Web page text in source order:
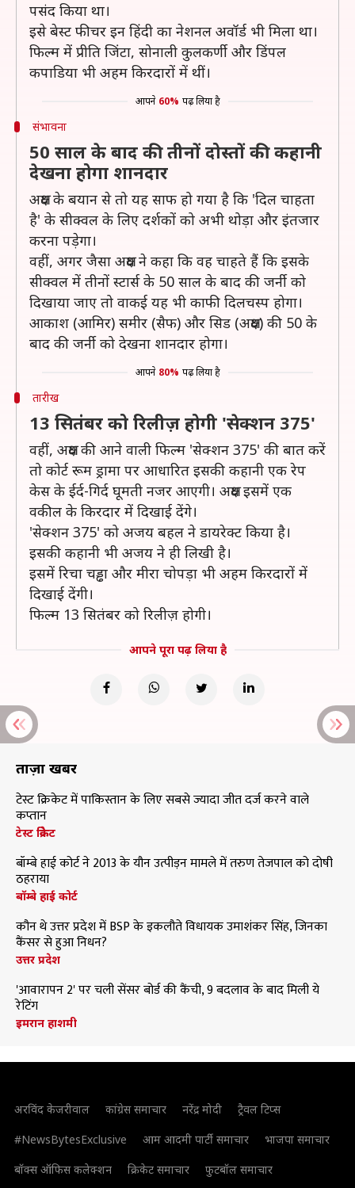
पसंद किया था।
इसे बेस्ट फीचर इन हिंदी का नेशनल अवॉर्ड भी मिला था।
फिल्म में प्रीति जिंटा, सोनाली कुलकर्णी और डिंपल
कपाडिया भी अहम किरदारों में थीं।
आपने 60% पढ़ लिया है
संभावना
50 साल के बाद की तीनों दोस्तों की कहानी
देखना होगा शानदार
अक्षय के बयान से तो यह साफ हो गया है कि 'दिल चाहता
है' के सीक्वल के लिए दर्शकों को अभी थोड़ा और इंतजार
करना पड़ेगा।
वहीं, अगर जैसा अक्षय ने कहा कि वह चाहते हैं कि इसके
सीक्वल में तीनों स्टार्स के 50 साल के बाद की जर्नी को
दिखाया जाए तो वाकई यह भी काफी दिलचस्प होगा।
आकाश (आमिर) समीर (सैफ) और सिड (अक्षय) की 50 के
बाद की जर्नी को देखना शानदार होगा।
आपने 80% पढ़ लिया है
तारीख
13 सितंबर को रिलीज़ होगी 'सेक्शन 375'
वहीं, अक्षय की आने वाली फिल्म 'सेक्शन 375' की बात करें
तो कोर्ट रूम ड्रामा पर आधारित इसकी कहानी एक रेप
केस के ईर्द-गिर्द घूमती नजर आएगी। अक्षय इसमें एक
वकील के किरदार में दिखाई देंगे।
'सेक्शन 375' को अजय बहल ने डायरेक्ट किया है।
इसकी कहानी भी अजय ने ही लिखी है।
इसमें रिचा चड्ढा और मीरा चोपड़ा भी अहम किरदारों में
दिखाई देंगी।
फिल्म 13 सितंबर को रिलीज़ होगी।
आपने पूरा पढ़ लिया है
ताज़ा खबरें
टेस्ट क्रिकेट में पाकिस्तान के लिए सबसे ज्यादा जीत दर्ज करने वाले
कप्तान
टेस्ट क्रिकेट
बॉम्बे हाई कोर्ट ने 2013 के यौन उत्पीड़न मामले में तरुण तेजपाल को दोषी
ठहराया
बॉम्बे हाई कोर्ट
कौन थे उत्तर प्रदेश में BSP के इकलौते विधायक उमाशंकर सिंह, जिनका
कैंसर से हुआ निधन?
उत्तर प्रदेश
'आवारापन 2' पर चली सेंसर बोर्ड की कैंची, 9 बदलाव के बाद मिली ये
रेटिंग
इमरान हाशमी
अरविंद केजरीवाल कांग्रेस समाचार नरेंद्र मोदी
ट्रैवल टिप्स
#NewsBytesExclusive
आम आदमी पार्टी समाचार
भाजपा समाचार
बॉक्स ऑफिस कलेक्शन
क्रिकेट समाचार फुटबॉल समाचार